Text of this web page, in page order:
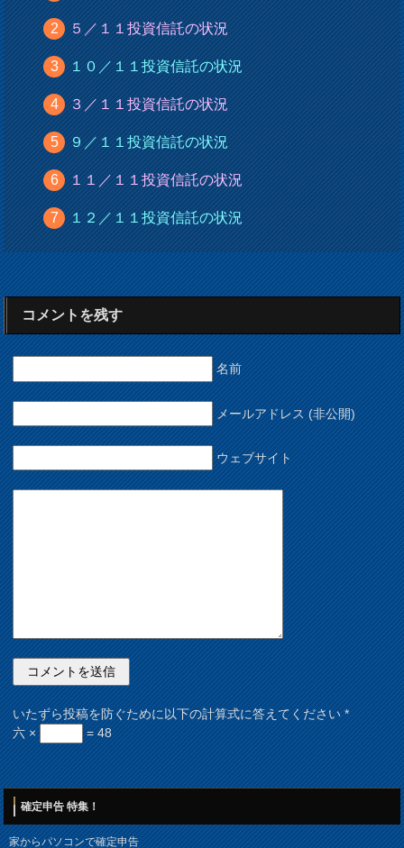
５／１１投資信託の状況
１０／１１投資信託の状況
３／１１投資信託の状況
９／１１投資信託の状況
１１／１１投資信託の状況
１２／１１投資信託の状況
コメントを残す
名前
メールアドレス (非公開)
ウェブサイト
いたずら投稿を防ぐために以下の計算式に答えてください*
六 ×
= 48
確定申告 特集！
家からパソコンで確定申告